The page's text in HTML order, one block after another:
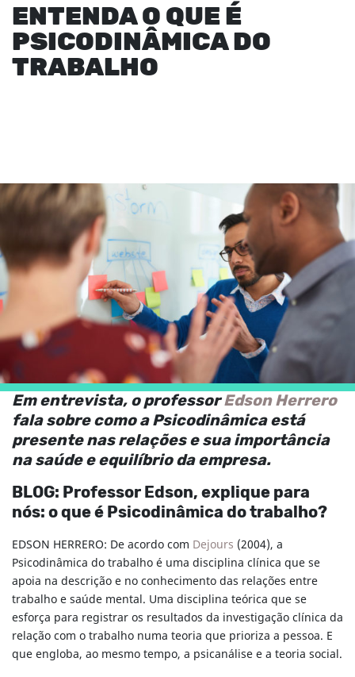
ENTENDA O QUE É
PSICODINÂMICA DO
TRABALHO
Em entrevista, o professorEdson Herrero
fala sobre como a Psicodinâmica está
presente nas relações e sua importância
na saúde e equilíbrio da empresa.
BLOG: Professor Edson, explique para
nós: o que é Psicodinâmica do trabalho?
EDSON HERRERO: De acordo com Dejours (2004), a
Psicodinâmica do trabalho é uma disciplina clínica que se
apoia na descrição e no conhecimento das relações entre
trabalho e saúde mental. Uma disciplina teórica que se
esforça para registrar os resultados da investigação clínica da
relação com o trabalho numa teoria que prioriza a pessoa. E
que engloba, ao mesmo tempo, a psicanálise e a teoria social.